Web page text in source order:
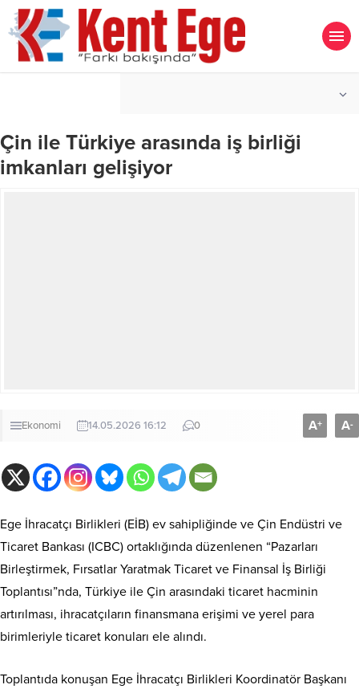
Çin ile Türkiye arasında iş birliği
imkanları gelişiyor
Ekonomi 14.05.2026 16:12 0 A+ A-
Ege İhracatçı Birlikleri (EİB) ev sahipliğinde ve Çin Endüstri ve
Ticaret Bankası (ICBC) ortaklığında düzenlenen “Pazarları
Birleştirmek, Fırsatlar Yaratmak Ticaret ve Finansal İş Birliği
Toplantısı”nda, Türkiye ile Çin arasındaki ticaret hacminin
artırılması, ihracatçıların finansmana erişimi ve yerel para
birimleriyle ticaret konuları ele alındı.
Toplantıda konuşan Ege İhracatçı Birlikleri Koordinatör Başkanı